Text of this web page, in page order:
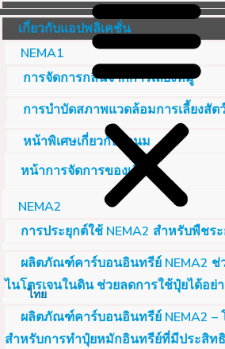
ไทย
เกี่ยวกับแอปพลิเคชั่น
NEMA1
การจัดการกลิ่นจากการเลี้ยงหมู
การบำบัดสภาพแวดล้อมการเลี้ยงสัต
หน้าพิเศษเกี่ยวกับวัวนม
หน้าการจัดการของเสีย
NEMA2
การประยุกต์ใช้ NEMA2 สำหรับพืช
ผลิตภัณฑ์คาร์บอนอินทรีย์ NEMA2 ช่
ไนโตรเจนในดิน ช่วยลดการใช้ปุ๋ยได้อย่
ผลิตภัณฑ์คาร์บอนอินทรีย์ NEMA2 –
สำหรับการทำปุ๋ยหมักอินทรีย์ที่มีประสิท